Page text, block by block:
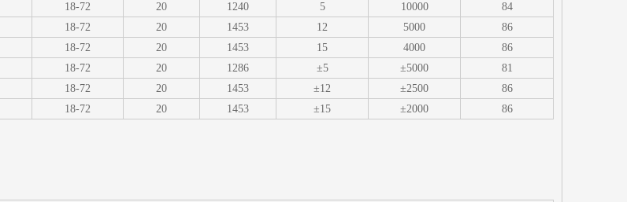
18-72 20 1240 5 10000
84
18-72 20 1453 12 5000
86
18-72 20 1453 15 4000
86
18-72 20 1286 ±5 ±5000
81
18-72 20 1453 ±12 ±2500
86
18-72 20 1453 ±15 ±2000 86